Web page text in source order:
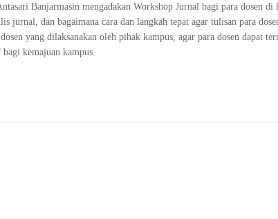
Banjarmasin mengadakan Workshop Jurnal bagi para dosen
jurnal, dan bagaimana cara dan langkah tepat agar tulisan para
yang dilaksanakan oleh pihak kampus, agar para dosen dapat
kemajuan kampus.